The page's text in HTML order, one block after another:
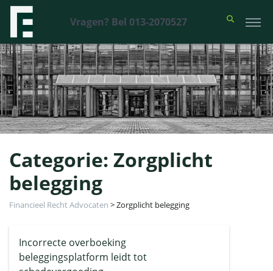
Vragen? Bel 013-2070527
Categorie: Zorgplicht
belegging
Financieel Recht Advocaten >Zorgplicht belegging
Incorrecte overboeking
beleggingsplatform leidt tot